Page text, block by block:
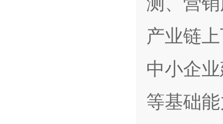
产业链
中小企
等基础